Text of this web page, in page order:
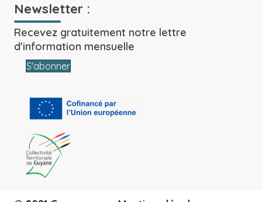
Newsletter :
Recevez gratuitement notre lettre
d'information mensuelle
S'abonner